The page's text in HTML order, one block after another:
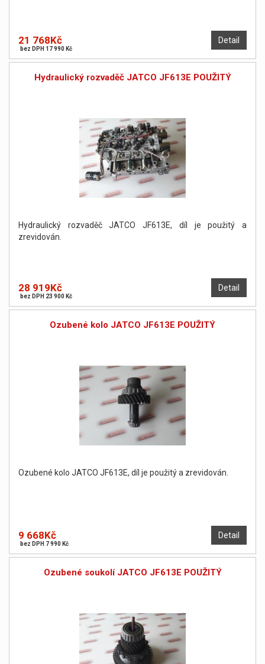
Detail
21 768Kč
bez DPH 17 990 Kč
Hydraulický rozvaděč JATCO JF613E POUŽITÝ
Hydraulický rozvaděč JATCO JF613E, díl je použitý a
zrevidován.
Detail
28 919Kč
bez DPH 23 900 Kč
Ozubené kolo JATCO JF613E POUŽITÝ
Ozubené kolo JATCO JF613E, díl je použitý a zrevidován.
Detail
9 668Kč
bez DPH 7 990 Kč
Ozubené soukolí JATCO JF613E POUŽITÝ